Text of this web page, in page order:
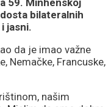
59. Minhenskoj
bilateralnih
jasni.
da je imao važne
Nemačke, Francuske,
našim